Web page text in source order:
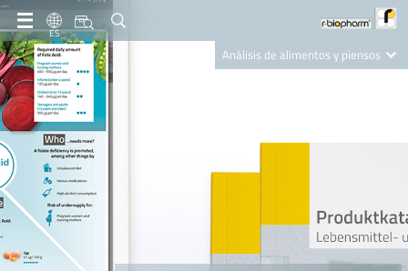
ES
Análisis de alimentos y piensos
Nutrition Care